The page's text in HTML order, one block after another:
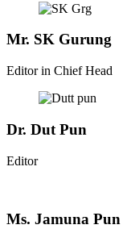
Mr. SK Gurung
Editor in Chief Head
Dr. Dut Pun
Editor
Ms. Jamuna Pun